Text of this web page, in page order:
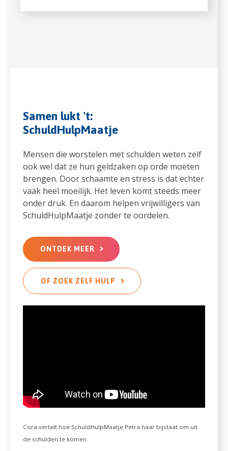
Samen lukt 't:
SchuldHulpMaatje
Mensen die worstelen met schulden weten zelf
ook wel dat ze hun geldzaken op orde moeten
brengen. Door schaamte en stress is dat echter
vaak heel moeilijk. Het leven komt steeds meer
onder druk. En daarom helpen vrijwilligers van
SchuldHulpMaatje zonder te oordelen.
ONTDEK MEER
OF ZOEK ZELF HULP
Cora vertelt hoe SchuldHulpMaatje Petra haar bijstaat om uit
de schulden te komen.